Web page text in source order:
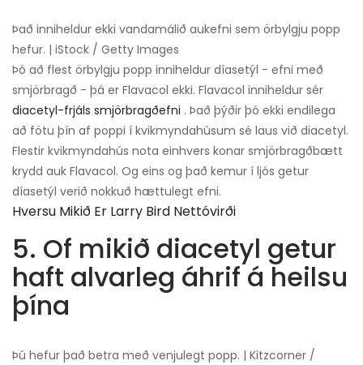
Það inniheldur ekki vandamálið aukefni sem örbylgju popp
hefur. | iStock / Getty Images
Þó að flest örbylgju popp inniheldur díasetýl - efni með
smjörbragð - þá er Flavacol ekki. Flavacol inniheldur sér
diacetyl-frjáls smjörbragðefni . Það þýðir þó ekki endilega
að fötu þín af poppi í kvikmyndahúsum sé laus við diacetyl.
Flestir kvikmyndahús nota einhvers konar smjörbragðbætt
krydd auk Flavacol. Og eins og það kemur í ljós getur
díasetýl verið nokkuð hættulegt efni.
Hversu Mikið Er Larry Bird Nettóvirði
5. Of mikið diacetyl getur
haft alvarleg áhrif á heilsu
þína
Þú hefur það betra með venjulegt popp. | Kitzcorner /